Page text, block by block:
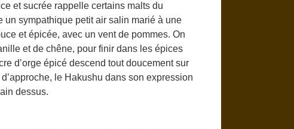
et sucrée rappelle certains malts du
sympathique petit air salin marié à une
et épicée, avec un vent de pommes. On
et de chêne, pour finir dans les épices
d’orge épicé descend tout doucement sur
le Hakushu dans son expression
dessus.